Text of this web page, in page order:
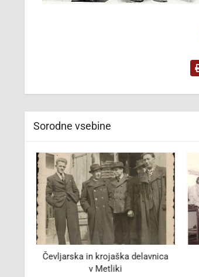
Sorodne vsebine
Čevljarska in krojaška delavnica
v Metliki